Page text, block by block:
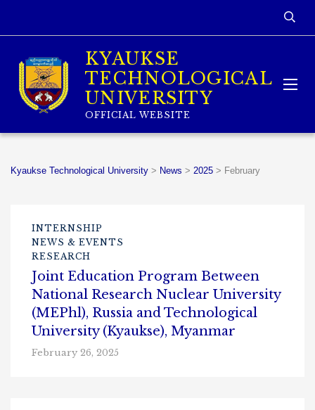
KYAUKSE
TECHNOLOGICAL
UNIVERSITY
OFFICIAL WEBSITE
Kyaukse Technological University > News > 2025 > February
INTERNSHIP
NEWS & EVENTS
RESEARCH
Joint Education Program Between
National Research Nuclear University
(MEPhl), Russia and Technological
University (Kyaukse), Myanmar
February 26, 2025